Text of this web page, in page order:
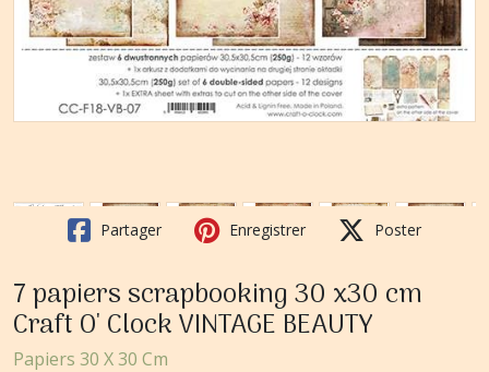
Partager Enregistrer Poster
7 papiers scrapbooking 30 x30 cm
Craft O' Clock VINTAGE BEAUTY
Papiers 30 X 30 Cm